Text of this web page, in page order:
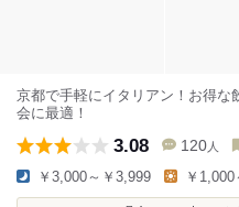
京都で手軽にイタリアン！お得な
会に最適！
3.08 120 人
￥3,000～￥3,999 ￥